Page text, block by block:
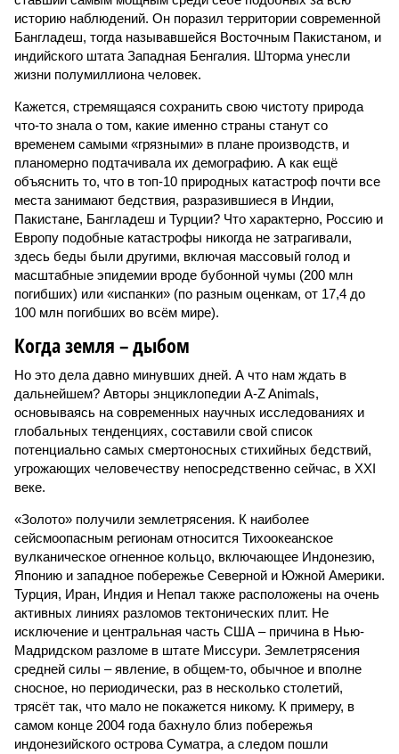
историю наблюдений. Он поразил территории современной
Бангладеш, тогда называвшейся Восточным Пакистаном, и
индийского штата Западная Бенгалия. Шторма унесли
жизни полумиллиона человек.
Кажется, стремящаяся сохранить свою чистоту природа
что-то знала о том, какие именно страны станут со
временем самыми «грязными» в плане производств, и
планомерно подтачивала их демографию. А как ещё
объяснить то, что в топ-10 природных катастроф почти все
места занимают бедствия, разразившиеся в Индии,
Пакистане, Бангладеш и Турции? Что характерно, Россию и
Европу подобные катастрофы никогда не затрагивали,
здесь беды были другими, включая массовый голод и
масштабные эпидемии вроде бубонной чумы (200 млн
погибших) или «испанки» (по разным оценкам, от 17,4 до
100 млн погибших во всём мире).
Когда земля – дыбом
Но это дела давно минувших дней. А что нам ждать в
дальнейшем? Авторы энциклопедии A-Z Animals,
основываясь на современных научных исследованиях и
глобальных тенденциях, составили свой список
потенциально самых смертоносных стихийных бедствий,
угрожающих человечеству непосредственно сейчас, в XXI
веке.
«Золото» получили землетрясения. К наиболее
сейсмоопасным регионам относится Тихоокеанское
вулканическое огненное кольцо, включающее Индонезию,
Японию и западное побережье Северной и Южной Америки.
Турция, Иран, Индия и Непал также расположены на очень
активных линиях разломов тектонических плит. Не
исключение и центральная часть США – причина в Нью-
Мадридском разломе в штате Миссури. Землетрясения
средней силы – явление, в общем-то, обычное и вполне
сносное, но периодически, раз в несколько столетий,
трясёт так, что мало не покажется никому. К примеру, в
самом конце 2004 года бахнуло близ побережья
индонезийского острова Суматра, а следом пошли